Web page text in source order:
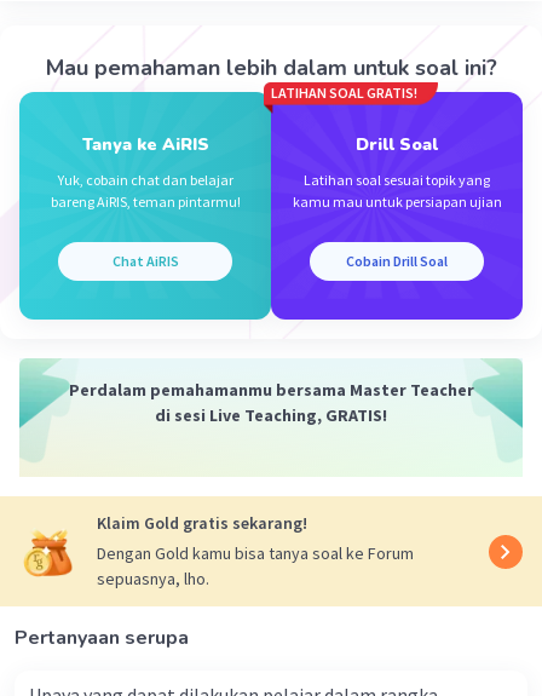
yang merupakan negara yang menjamin
keamanan, keadilan, dan hak asasi manusia
rakyatnya melalui supremasi hukum.
Beri Rating·0.0
Mau pemahaman lebih dalam untuk soal ini?
Tanya ke AiRIS
Yuk, cobain chat dan belajar
bareng AiRIS, teman pintarmu!
Chat AiRIS
LATIHAN SOAL GRATIS!
Drill Soal
Latihan soal sesuai topik yang
kamu mau untuk persiapan ujian
Cobain Drill Soal
Perdalam pemahamanmu bersama Master Teacher
di sesi Live Teaching, GRATIS!
Klaim Gold gratis sekarang!
Dengan Gold kamu bisa tanya soal ke Forum
sepuasnya, lho.
Pertanyaan serupa